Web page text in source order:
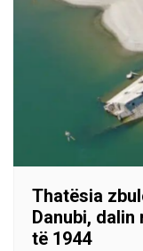
Thatësia
Danubi,
të 1944